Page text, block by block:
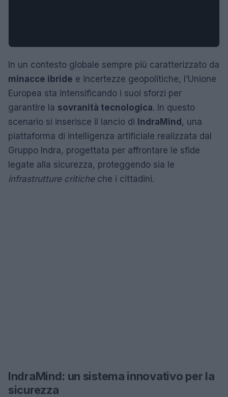
In un contesto globale sempre più caratterizzato da
minacce ibride e incertezze geopolitiche, l’Unione
Europea sta intensificando i suoi sforzi per
garantire la sovranità tecnologica. In questo
scenario si inserisce il lancio di IndraMind, una
piattaforma di intelligenza artificiale realizzata dal
Gruppo Indra, progettata per affrontare le sfide
legate alla sicurezza, proteggendo sia le
infrastrutture criticheche i cittadini.
IndraMind: un sistema innovativo per la
sicurezza